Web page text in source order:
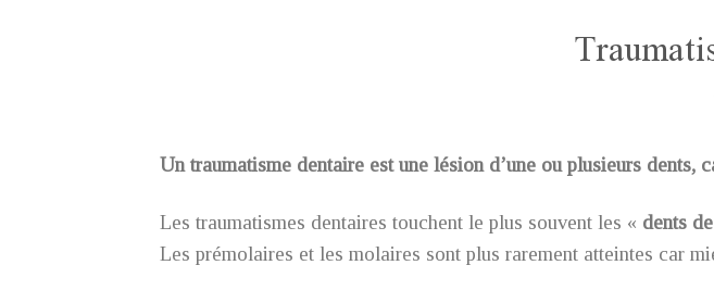
Un traumatisme dentaire est une lésion d’une ou plusieurs dents,
Les traumatismes dentaires touchent le plus souvent les « dents
Les prémolaires et les molaires sont plus rarement atteintes car